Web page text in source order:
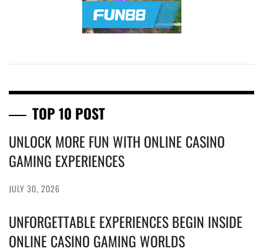
TOP 10 POST
UNLOCK MORE FUN WITH ONLINE CASINO
GAMING EXPERIENCES
JULY 30, 2026
UNFORGETTABLE EXPERIENCES BEGIN INSIDE
ONLINE CASINO GAMING WORLDS